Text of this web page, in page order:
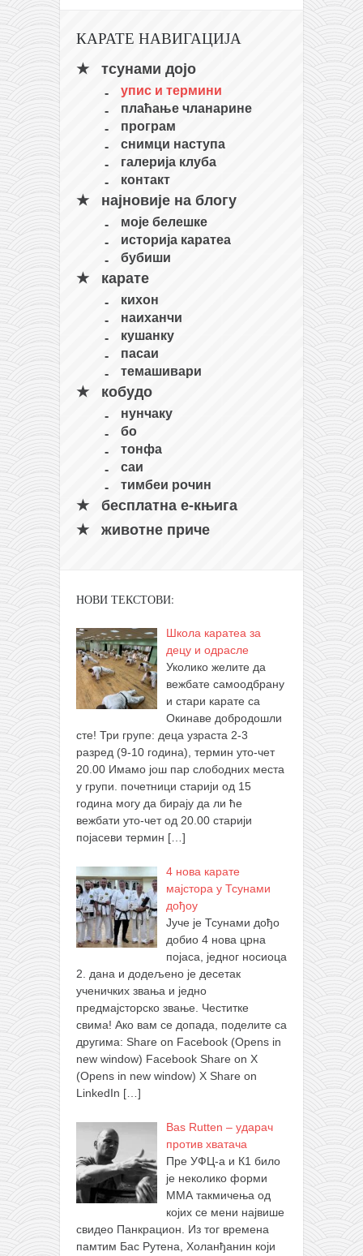
КАРАТЕ НАВИГАЦИЈА
тсунами дојо
упис и термини
плаћање чланарине
програм
снимци наступа
галерија клуба
контакт
најновије на блогу
моје белешке
историја каратеа
бубиши
карате
кихон
наиханчи
кушанку
пасаи
темашивари
кобудо
нунчаку
бо
тонфа
саи
тимбеи рочин
бесплатна е-књига
животне приче
НОВИ ТЕКСТОВИ:
Школа каратеа за
децу и одрасле
Уколико желите да
вежбате самоодбрану
и стари карате са
Окинаве добродошли
сте! Три групе: деца узраста 2-3
разред (9-10 година), термин уто-чет
20.00 Имамо још пар слободних места
у групи. почетници старији од 15
година могу да бирају да ли ће
вежбати уто-чет од 20.00 старији
појасеви термин […]
4 нова карате
мајстора у Тсунами
дођоу
Јуче је Тсунами дођо
добио 4 нова црна
појаса, једног носиоца
2. дана и додељено је десетак
ученичких звања и једно
предмајсторско звање. Честитке
свима! Ако вам се допада, поделите са
другима: Share on Facebook (Opens in
new window) Facebook Share on X
(Opens in new window) X Share on
LinkedIn […]
Bas Rutten – ударач
против хватача
Пре УФЦ-а и К1 било
је неколико форми
ММА такмичења од
којих се мени највише
свидео Панкрацион. Из тог времена
памтим Бас Рутена, Холанђанин који